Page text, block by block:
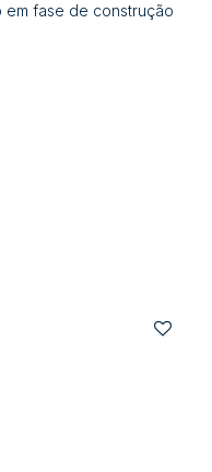
em fase de construção